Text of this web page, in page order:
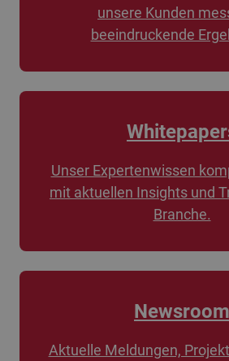
unsere Kunden
beeindruckende
Unser Expertenwissen
mit aktuellen Insights und
Branche.
Newsroom
Aktuelle Meldungen,